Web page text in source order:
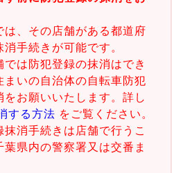
、その店舗がある都道府
手続きが可能です。
は防犯登録の抹消はでき
まいの自治体の自転車防犯
お願いいたします。詳し
する方法 をご覧ください。
消手続きは店舗で行うこ
県内の警察署又は交番ま